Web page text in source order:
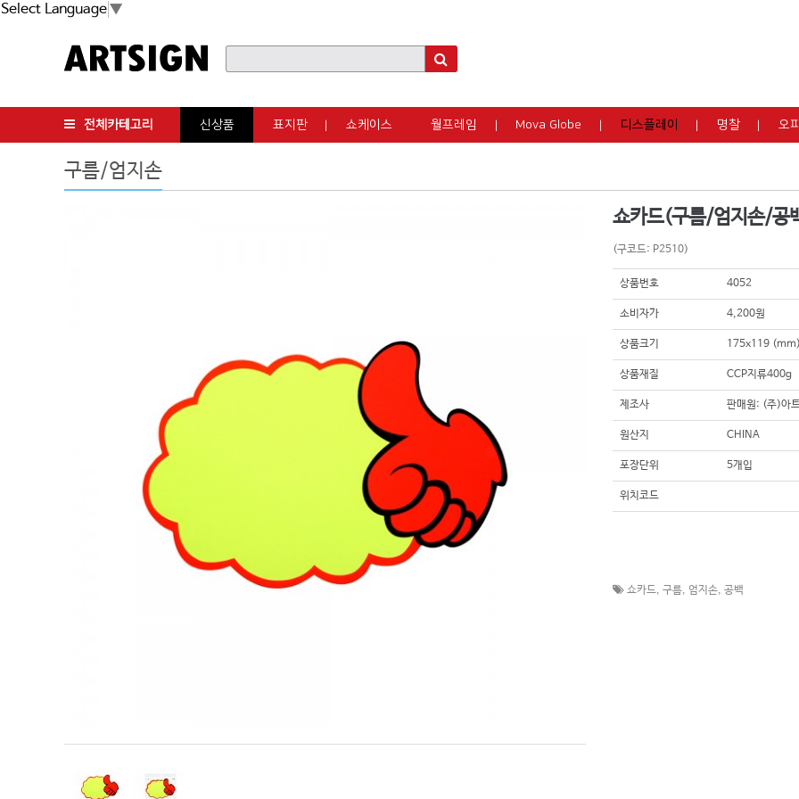
Select Language▼
전체카테고리 신상품 표지판 쇼케이스 월프레임 Mova Globe 디스플레이 명찰 오
구름/엄지손
쇼카드(구름/엄지손/공
(구코드: P2510)
상품번호 4052
소비자가 4,200원
상품크기 175x119
상품재질 CCP지류400g
제조사 판매원: (주)아
원산지 CHINA
포장단위 5개입
위치코드
쇼카드, 구름, 엄지손, 공백